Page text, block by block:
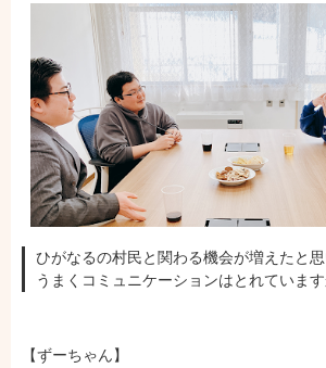
ひがなるの村民と関わる機会が増えたと
うまくコミュニケーションはとれています
【ずーちゃん】